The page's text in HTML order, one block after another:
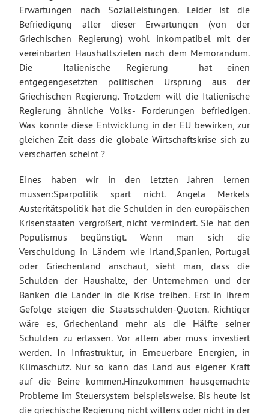
Erwartungen nach Sozialleistungen. Leider ist die
Befriedigung aller dieser Erwartungen (von der
Griechischen Regierung) wohl inkompatibel mit der
vereinbarten Haushaltszielen nach dem Memorandum.
Die Italienische Regierung hat einen
entgegengesetzten politischen Ursprung aus der
Griechischen Regierung. Trotzdem will die Italienische
Regierung ähnliche Volks- Forderungen befriedigen.
Was könnte diese Entwicklung in der EU bewirken, zur
gleichen Zeit dass die globale Wirtschaftskrise sich zu
verschärfen scheint ?
Eines haben wir in den letzten Jahren lernen
müssen:Sparpolitik spart nicht. Angela Merkels
Austeritätspolitik hat die Schulden in den europäischen
Krisenstaaten vergrößert, nicht vermindert. Sie hat den
Populismus begünstigt. Wenn man sich die
Verschuldung in Ländern wie Irland,Spanien, Portugal
oder Griechenland anschaut, sieht man, dass die
Schulden der Haushalte, der Unternehmen und der
Banken die Länder in die Krise treiben. Erst in ihrem
Gefolge steigen die Staatsschulden-Quoten. Richtiger
wäre es, Griechenland mehr als die Hälfte seiner
Schulden zu erlassen. Vor allem aber muss investiert
werden. In Infrastruktur, in Erneuerbare Energien, in
Klimaschutz. Nur so kann das Land aus eigener Kraft
auf die Beine kommen.Hinzukommen hausgemachte
Probleme im Steuersystem beispielsweise. Bis heute ist
die griechische Regierung nicht willens oder nicht in der